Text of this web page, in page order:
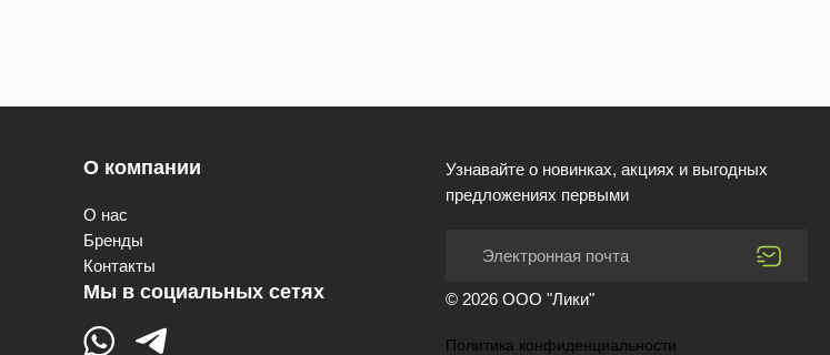
О компании
О нас
Бренды
Контакты
Мы в социальных сетях
Узнавайте о новинках, акциях и выгодных
предложениях первыми
© 2026 ООО "Лики"
Политика конфиденциальности